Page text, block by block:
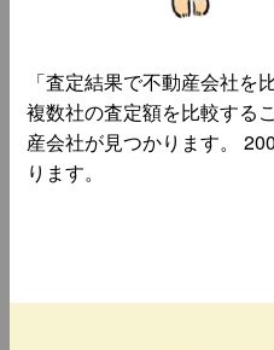
「査定結果で不動産会社を
複数社の査定額を比較する
産会社が見つかります。
ります。